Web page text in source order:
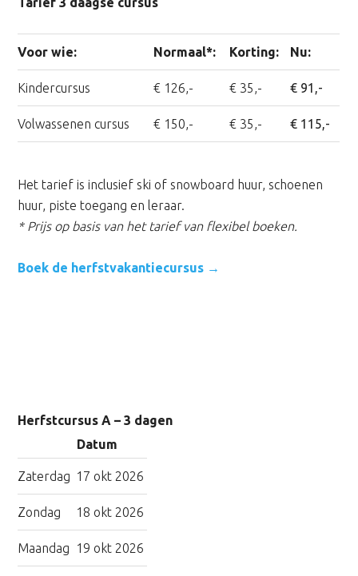
Voor wie: Normaal*: Korting: Nu:
Kindercursus € 126,- € 35,- € 91,-
Volwassenen cursus € 150,- € 35,- € 115,-
Het tarief is inclusief ski of snowboard huur, schoenen
huur, piste toegang en leraar.
* Prijs op basis van het tarief van flexibel boeken.
Boek de herfstvakantiecursus →
Herfstcursus A – 3 dagen
Datum
Zaterdag 17 okt 2026
Zondag 18 okt 2026
Maandag 19 okt 2026